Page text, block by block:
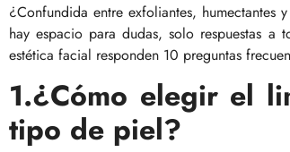
¿Confundida entre exfoliantes,
hay espacio para dudas, solo respuestas a
estética facial responden 10 preguntas
1.¿Cómo elegir el
tipo de piel?